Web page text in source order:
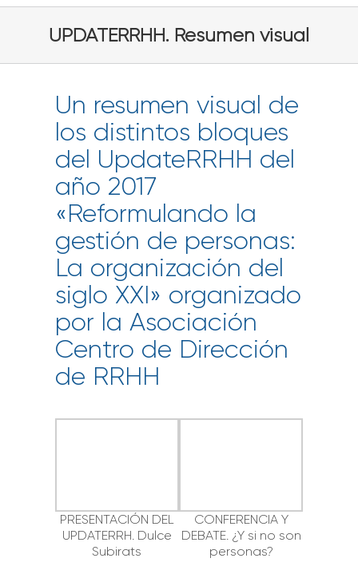
UPDATERRHH. Resumen visual
Un resumen visual de
los distintos bloques
del UpdateRRHH del
año 2017
«Reformulando la
gestión de personas:
La organización del
siglo XXI» organizado
por la Asociación
Centro de Dirección
de RRHH
PRESENTACIÓN DEL
UPDATERRH. Dulce
Subirats
CONFERENCIA Y
DEBATE. ¿Y si no son
personas?